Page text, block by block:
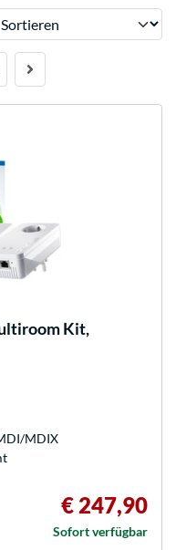
Kit,
MDIX
€ 247,90
Sofort verfügbar